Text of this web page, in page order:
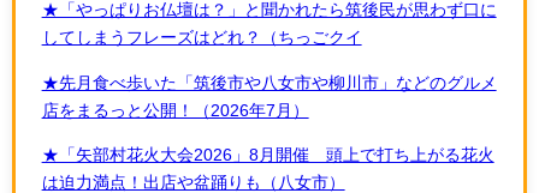
★「やっぱりお仏壇は？」と聞かれたら筑後民が思わず口に
してしまうフレーズはどれ？（ちっごクイ
★先月食べ歩いた「筑後市や八女市や柳川市」などのグルメ
店をまるっと公開！（2026年7月）
★「矢部村花火大会2026」8月開催 頭上で打ち上がる花火
は迫力満点！出店や盆踊りも（八女市）